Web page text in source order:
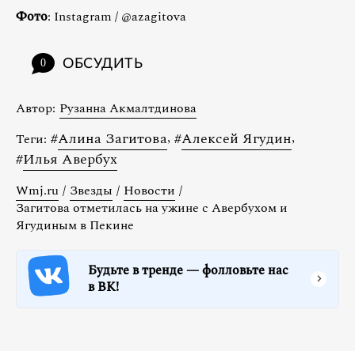
Фото: Instagram / @azagitova
0 ОБСУДИТЬ
Автор: Рузанна Акмалтдинова
Теги: #Алина Загитова, #Алексей Ягудин,
#Илья Авербух
Wmj.ru / Звезды / Новости /
Загитова отметилась на ужине с Авербухом и
Ягудиным в Пекине
Будьте в тренде — фолловьте нас
в ВК!